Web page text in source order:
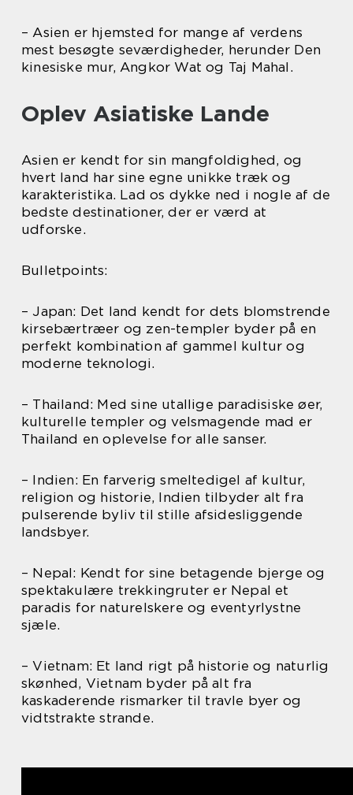
– Asien er hjemsted for mange af verdens
mest besøgte seværdigheder, herunder Den
kinesiske mur, Angkor Wat og Taj Mahal.
Oplev Asiatiske Lande
Asien er kendt for sin mangfoldighed, og
hvert land har sine egne unikke træk og
karakteristika. Lad os dykke ned i nogle af de
bedste destinationer, der er værd at
udforske.
Bulletpoints:
– Japan: Det land kendt for dets blomstrende
kirsebærtræer og zen-templer byder på en
perfekt kombination af gammel kultur og
moderne teknologi.
– Thailand: Med sine utallige paradisiske øer,
kulturelle templer og velsmagende mad er
Thailand en oplevelse for alle sanser.
– Indien: En farverig smeltedigel af kultur,
religion og historie, Indien tilbyder alt fra
pulserende byliv til stille afsidesliggende
landsbyer.
– Nepal: Kendt for sine betagende bjerge og
spektakulære trekkingruter er Nepal et
paradis for naturelskere og eventyrlystne
sjæle.
– Vietnam: Et land rigt på historie og naturlig
skønhed, Vietnam byder på alt fra
kaskaderende rismarker til travle byer og
vidtstrakte strande.